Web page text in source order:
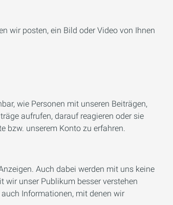
wir posten, ein Bild oder Video von Ihnen
wie Personen mit unseren Beiträgen,
aufrufen, darauf reagieren oder sie
bzw. unserem Konto zu erfahren.
Auch dabei werden mit uns keine
wir unser Publikum besser verstehen
Informationen, mit denen wir